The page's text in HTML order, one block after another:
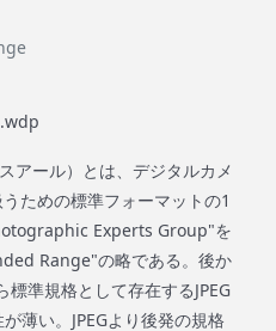
アール）とは、デジタルカメ
ための標準フォーマットの1
Experts Group"を
Range"の略である。後か
標準規格として存在するJPEG
薄い。JPEGより後発の規格